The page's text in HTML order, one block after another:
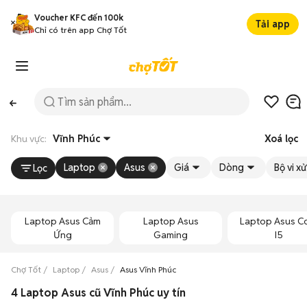
Voucher KFC đến 100k
Chỉ có trên app Chợ Tốt
Tải app
Khu vực: Vĩnh Phúc Xoá lọc
Lọc Laptop Asus Giá Dòng Bộ vi
Laptop Asus Cảm
Ứng
Laptop Asus
Gaming
Laptop Asus
I5
Chợ Tốt Laptop Asus Asus Vĩnh Phúc
4 Laptop Asus cũ Vĩnh Phúc uy tín